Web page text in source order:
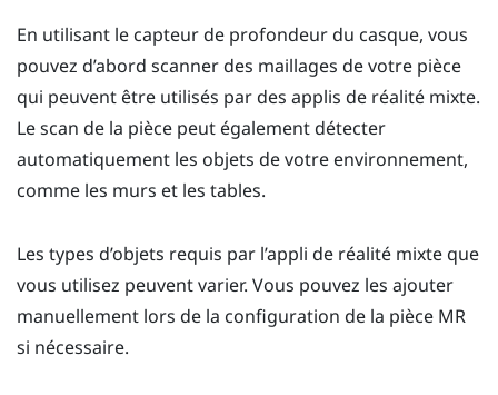
En utilisant le capteur de profondeur du casque, vous
pouvez d’abord scanner des maillages de votre pièce
qui peuvent être utilisés par des applis de réalité mixte.
Le scan de la pièce peut également détecter
automatiquement les objets de votre environnement,
comme les murs et les tables.
Les types d’objets requis par l’appli de réalité mixte que
vous utilisez peuvent varier. Vous pouvez les ajouter
manuellement lors de la configuration de la pièce MR
si nécessaire.